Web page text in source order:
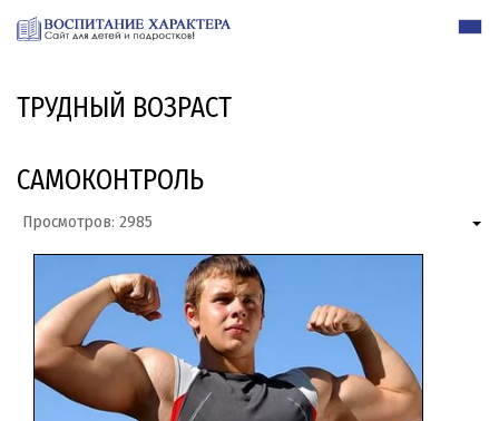
ТРУДНЫЙ ВОЗРАСТ
САМОКОНТРОЛЬ
Просмотров: 2985